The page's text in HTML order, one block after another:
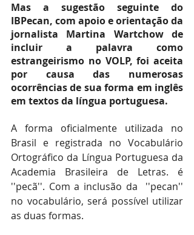
Mas a sugestão seguinte do
IBPecan, com apoio e orientação da
jornalista Martina Wartchow de
incluir a palavra como
estrangeirismo no VOLP, foi aceita
por causa das numerosas
ocorrências de sua forma em inglês
em textos da língua portuguesa.
A forma oficialmente utilizada no
Brasil e registrada no Vocabulário
Ortográfico da Língua Portuguesa da
Academia Brasileira de Letras. é
''pecã''. Com a inclusão da  ''pecan''
no vocabulário, será possível utilizar
as duas formas.